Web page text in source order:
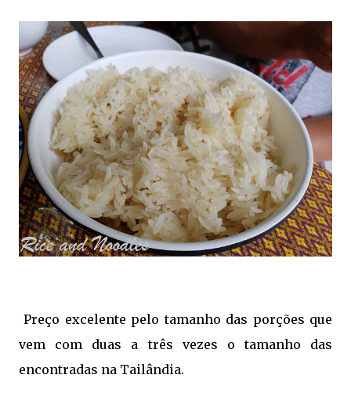
Preço excelente pelo tamanho das porções que
vem com duas a três vezes o tamanho das
encontradas na Tailândia.